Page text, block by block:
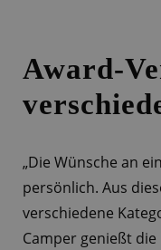
Award-
„Die Wünsche an
persönlich. Aus
verschiedene
Camper genießt